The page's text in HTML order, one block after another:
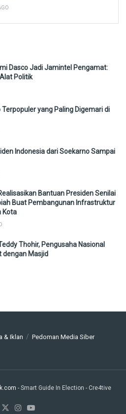
Dasco Jadi Jamintel Pengamat:
Politik
Terpopuler yang Paling Digemari di
Indonesia dari Soekarno Sampai
Bantuan Presiden Senilai
Buat Pembangunan Infrastruktur
Kota
Thohir, Pengusaha Nasional
dengan Masjid
& Iklan Pedoman Media Siber
- Smart Guide In Election - Cre4tive